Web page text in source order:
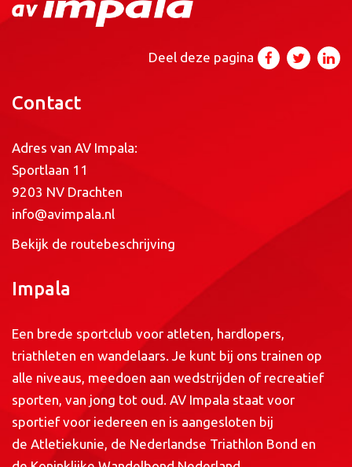
Deel deze pagina
Contact
Adres van AV Impala:
Sportlaan 11
9203 NV Drachten
info@avimpala.nl
Bekijk de routebeschrijving
Impala
Een brede sportclub voor atleten, hardlopers,
triathleten en wandelaars. Je kunt bij ons trainen op
alle niveaus, meedoen aan wedstrijden of recreatief
sporten, van jong tot oud. AV Impala staat voor
sportief voor iedereen en is aangesloten bij
de Atletiekunie, de Nederlandse Triathlon Bond en